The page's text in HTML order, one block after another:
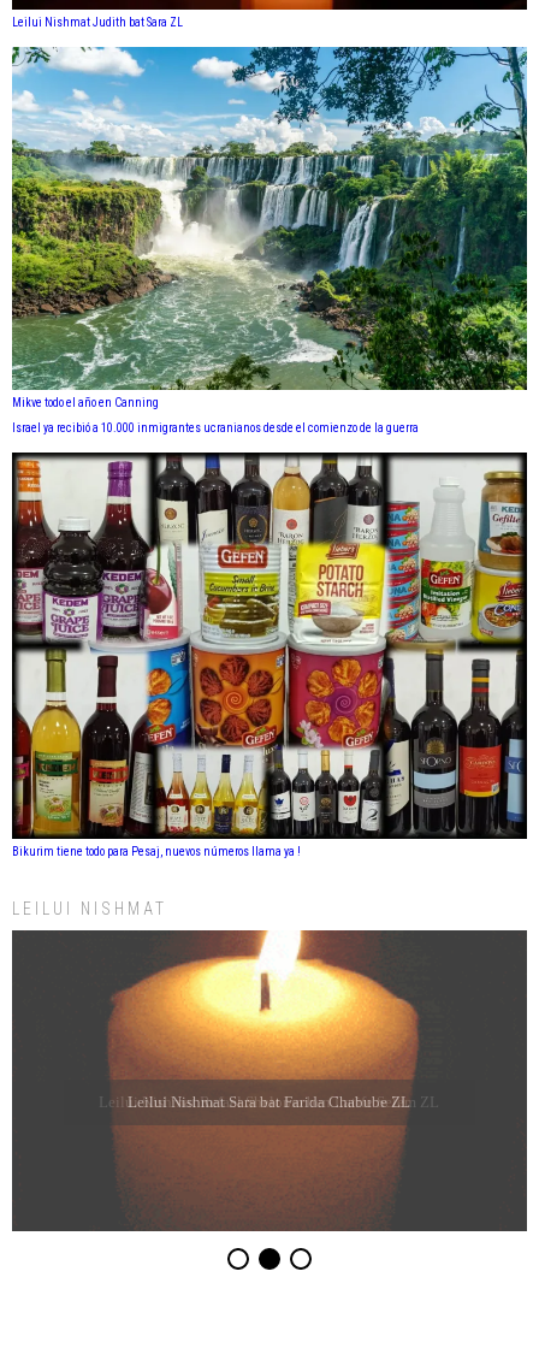
Leilui Nishmat Judith bat Sara ZL
Mikve todo el año en Canning
Israel ya recibió a 10.000 inmigrantes ucranianos desde el comienzo de la guerra
Bikurim tiene todo para Pesaj, nuevos números llama ya !
LEILUI NISHMAT
Leilui Nishmat Sara bat Farida Chabube ZL